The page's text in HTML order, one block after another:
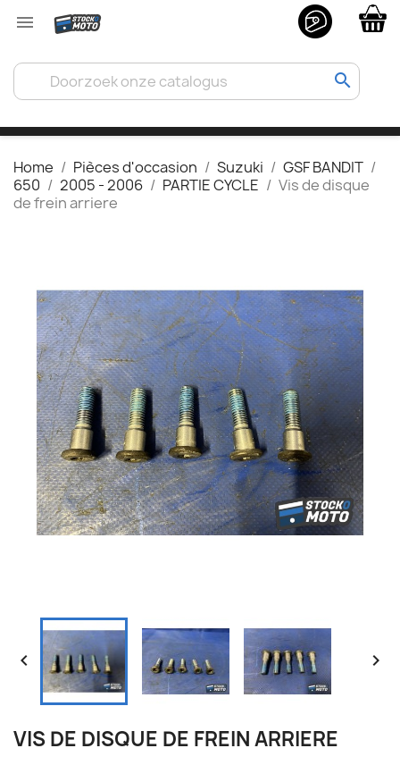

search
Home Pièces d'occasion Suzuki
GSF BANDIT
650
2005 - 2006 PARTIE CYCLE
Vis de disque
de frein arriere
 
VIS DE DISQUE DE FREIN ARRIERE